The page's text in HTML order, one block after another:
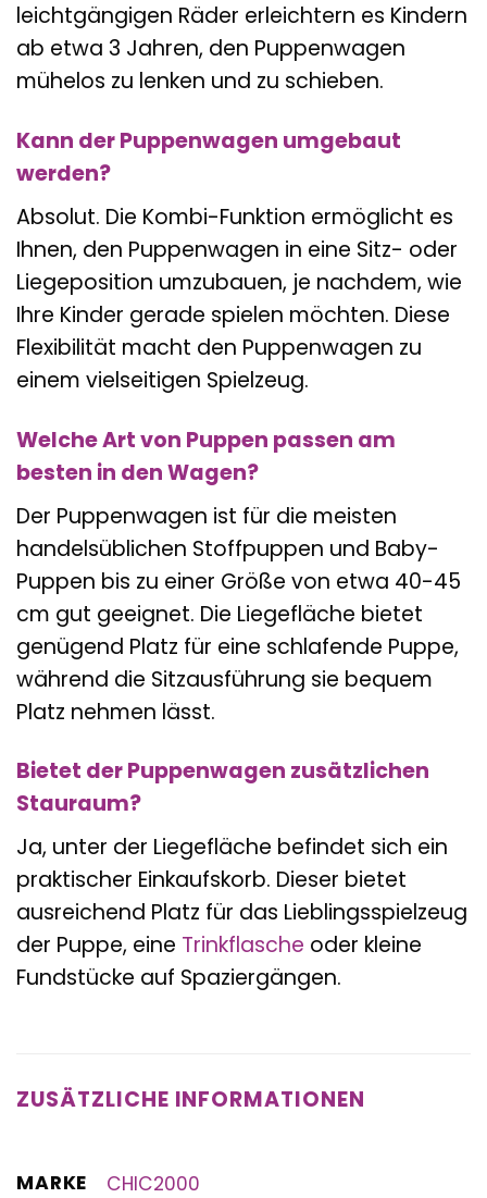
leichtgängigen Räder erleichtern es Kindern
ab etwa 3 Jahren, den Puppenwagen
mühelos zu lenken und zu schieben.
Kann der Puppenwagen umgebaut
werden?
Absolut. Die Kombi-Funktion ermöglicht es
Ihnen, den Puppenwagen in eine Sitz- oder
Liegeposition umzubauen, je nachdem, wie
Ihre Kinder gerade spielen möchten. Diese
Flexibilität macht den Puppenwagen zu
einem vielseitigen Spielzeug.
Welche Art von Puppen passen am
besten in den Wagen?
Der Puppenwagen ist für die meisten
handelsüblichen Stoffpuppen und Baby-
Puppen bis zu einer Größe von etwa 40-45
cm gut geeignet. Die Liegefläche bietet
genügend Platz für eine schlafende Puppe,
während die Sitzausführung sie bequem
Platz nehmen lässt.
Bietet der Puppenwagen zusätzlichen
Stauraum?
Ja, unter der Liegefläche befindet sich ein
praktischer Einkaufskorb. Dieser bietet
ausreichend Platz für das Lieblingsspielzeug
der Puppe, eine Trinkflasche oder kleine
Fundstücke auf Spaziergängen.
ZUSÄTZLICHE INFORMATIONEN
MARKE CHIC2000